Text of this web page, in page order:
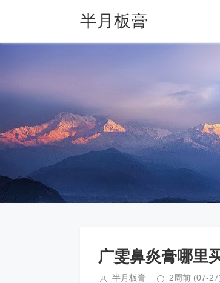
半月板膏
广雯鼻炎膏哪里
半月板膏 2周前 (07-